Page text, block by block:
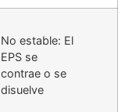
No estable: El
EPS se
contrae o se
disuelve